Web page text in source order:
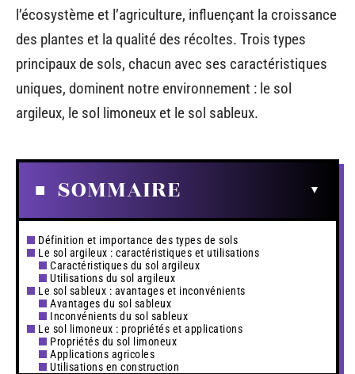
l’écosystème et l’agriculture, influençant la croissance
des plantes et la qualité des récoltes. Trois types
principaux de sols, chacun avec ses caractéristiques
uniques, dominent notre environnement : le sol
argileux, le sol limoneux et le sol sableux.
SOMMAIRE
Définition et importance des types de sols
Le sol argileux : caractéristiques et utilisations
Caractéristiques du sol argileux
Utilisations du sol argileux
Le sol sableux : avantages et inconvénients
Avantages du sol sableux
Inconvénients du sol sableux
Le sol limoneux : propriétés et applications
Propriétés du sol limoneux
Applications agricoles
Utilisations en construction